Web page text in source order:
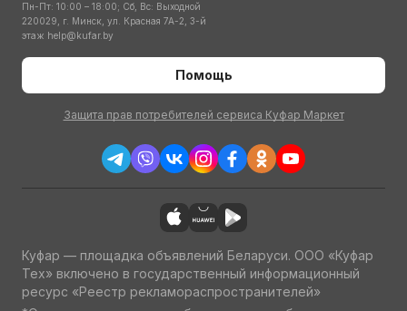
Пн-Пт: 10:00 – 18:00; Сб, Вс: Выходной
220029, г. Минск, ул. Красная 7А-2, 3-й
этаж help@kufar.by
Помощь
Защита прав потребителей сервиса Куфар Маркет
Куфар — площадка объявлений Беларуси. ООО «Куфар
Тех» включено в государственный информационный
ресурс «Реестр рекламораспространителей»